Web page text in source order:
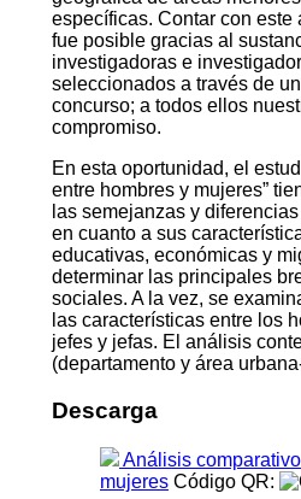
En el marco del programa
información del Censo
Viviendas 2022, el Instituto
(INE), presenta el
hombres y mujeres”. El
de investigaciones que
de interés nacional, que
información censal y la
geográfica de áreas
específicas. Contar con
fue posible gracias al
investigadoras e
seleccionados a través de
concurso; a todos ellos
compromiso.
En esta oportunidad, el
entre hombres y mujeres”
las semejanzas y diferencias
en cuanto a sus
educativas, económicas y
determinar las principales
sociales. A la vez, se